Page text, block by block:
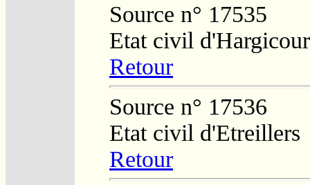
Source n° 17535
Etat civil
Retour
Source n° 17536
Etat civil d'Etreillers
Retour